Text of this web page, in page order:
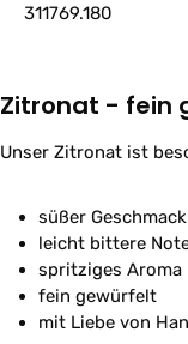
311769.180
Zitronat - fein
Unser Zitronat ist
süßer Geschmack
leicht bittere
spritziges Aroma
fein gewürfelt
mit Liebe von